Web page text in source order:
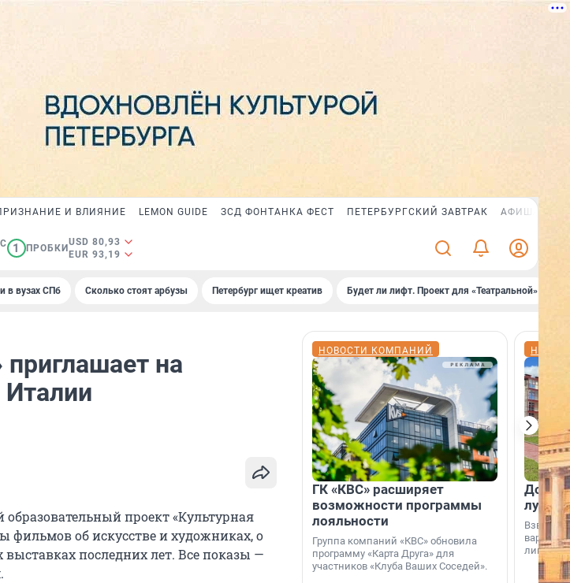
И ВЛИЯНИЕ LEMON GUIDE ЗСД ФОНТАНКА ФЕСТ ПЕТЕРБУРГСКИЙ ЗАВТРАК АФИША PLUS
1 ПРОБКИ
USD 80,93
EUR 93,19
в вузах СПб Сколько стоят арбузы Петербург ищет креатив Будет ли лифт. Проект для «Театральной»
приглашает на
образовательный проект «Культурная
фильмов об искусстве и художниках, о
последних лет. Все показы —
НОВОСТИ КОМПАНИЙ
ГК «КВС» расширяет
возможности программы
лояльности
Группа компаний «КВС» обновила
программу «Карта Друга» для
участников «Клуба Ваших Соседей».
Дом
лучше
лишнего